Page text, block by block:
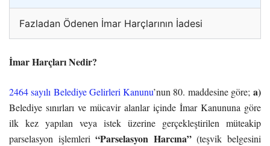
Fazladan Ödenen İmar Harçlarının İadesi
İmar Harçları Nedir?
2464 sayılı Belediye Gelirleri Kanunu’nun 80. maddesine göre; a)
Belediye sınırları ve mücavir alanlar içinde İmar Kanununa göre
ilk kez yapılan veya istek üzerine gerçekleştirilen müteakip
parselasyon işlemleri“Parselasyon Harcına”(teşvik belgesini